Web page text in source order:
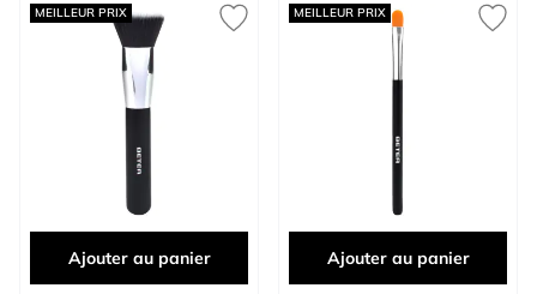
MEILLEUR PRIX
Ajouter au panier
MEILLEUR PRIX
Ajouter au panier